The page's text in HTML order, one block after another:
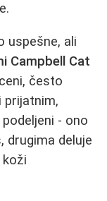
uspešne, ali
Campbell Cat
često
prijatnim,
- ono
drugima deluje